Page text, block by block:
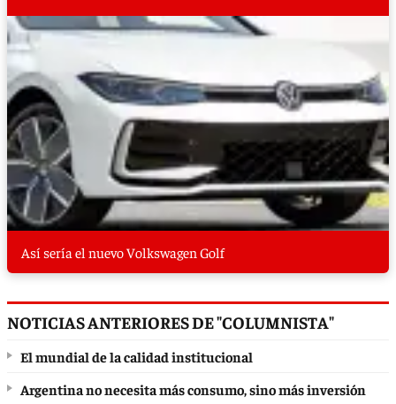
Así sería el nuevo Volkswagen Golf
NOTICIAS ANTERIORES DE "COLUMNISTA"
El mundial de la calidad institucional
Argentina no necesita más consumo, sino más inversión